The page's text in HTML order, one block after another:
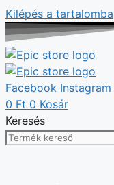
Kilépés a tartalomba
Facebook Instagram
0 Ft 0 Kosár
Keresés